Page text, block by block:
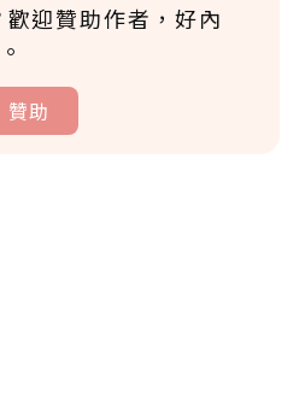
迎贊助作者，好內
贊助